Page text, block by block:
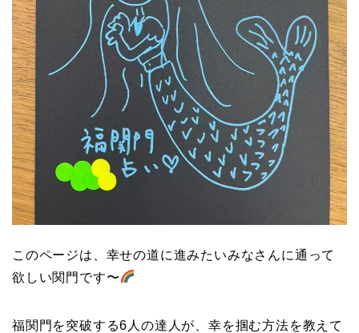
このページは、幸せの道に進みたいみなさんに通って
欲しい関門です〜
福関門を突破する6人の達人が、幸を掴む方法を教えて